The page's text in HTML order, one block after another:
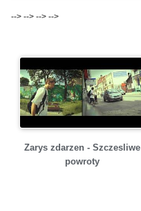
--> --> --> -->
Zarys zdarzen - Szczesliwe
powroty